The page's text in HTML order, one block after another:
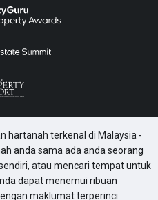
hartanah terkenal di Malaysia -
anda sama ada anda seorang
atau mencari tempat untuk
dapat menemui ribuan
maklumat terperinci